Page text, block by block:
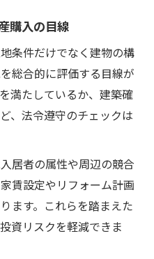
購入の目線
条件だけでなく建物の構
総合的に評価する目線が
満たしているか、建築確
、法令遵守のチェックは
居者の属性や周辺の競合
賃設定やリフォーム計画
ます。これらを踏まえた
資リスクを軽減できま